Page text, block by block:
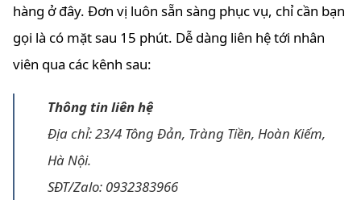
hàng ở đây. Đơn vị luôn sẵn sàng phục vụ, chỉ cần bạn
gọi là có mặt sau 15 phút. Dễ dàng liên hệ tới nhân
viên qua các kênh sau:
Thông tin liên hệ
Địa chỉ: 23/4 Tông Đản, Tràng Tiền, Hoàn Kiếm,
Hà Nội.
SĐT/Zalo: 0932383966